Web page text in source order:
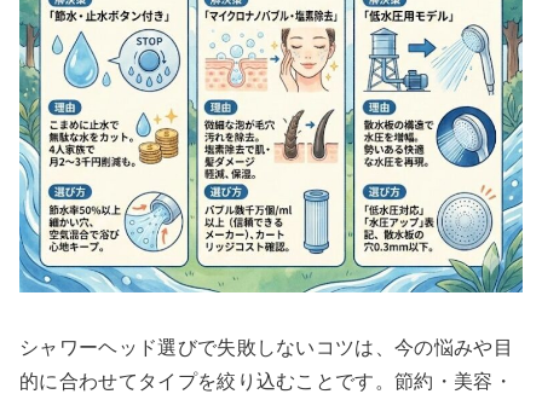
シャワーヘッド選びで失敗しないコツは、今の悩みや目
的に合わせてタイプを絞り込むことです。節約・美容・